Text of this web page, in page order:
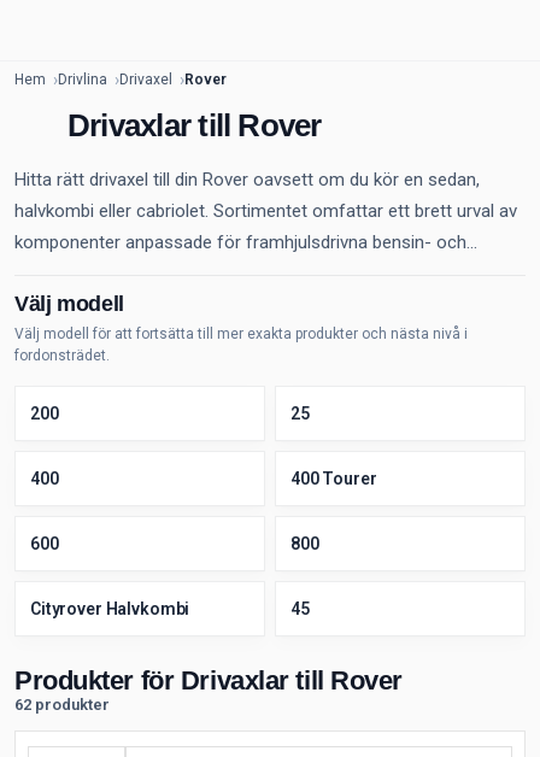
Hem Drivlina Drivaxel Rover
Drivaxlar till Rover
Hitta rätt drivaxel till din Rover oavsett om du kör en sedan,
halvkombi eller cabriolet. Sortimentet omfattar ett brett urval av
komponenter anpassade för framhjulsdrivna bensin- och...
Välj modell
Välj modell för att fortsätta till mer exakta produkter och nästa nivå i
fordonsträdet.
200 25
400 400 Tourer
600 800
Cityrover Halvkombi 45
Produkter för Drivaxlar till Rover
62 produkter